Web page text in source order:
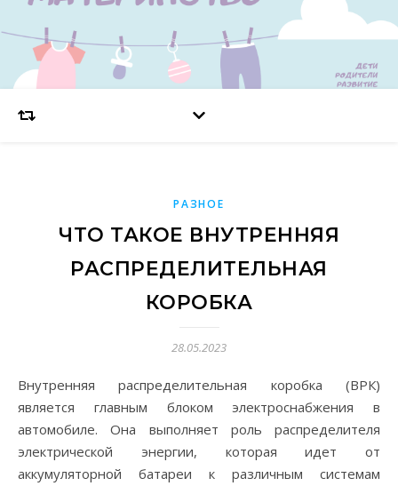
РАЗНОЕ
ЧТО ТАКОЕ ВНУТРЕННЯЯ
РАСПРЕДЕЛИТЕЛЬНАЯ
КОРОБКА
28.05.2023
Внутренняя распределительная коробка (ВРК)
является главным блоком электроснабжения в
автомобиле. Она выполняет роль распределителя
электрической энергии, которая идет от
аккумуляторной батареи к различным системам